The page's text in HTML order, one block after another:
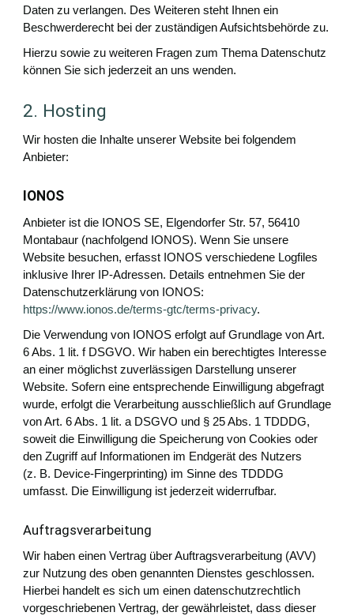
Daten zu verlangen. Des Weiteren steht Ihnen ein
Beschwerderecht bei der zuständigen Aufsichtsbehörde zu.
Hierzu sowie zu weiteren Fragen zum Thema Datenschutz
können Sie sich jederzeit an uns wenden.
2. Hosting
Wir hosten die Inhalte unserer Website bei folgendem
Anbieter:
IONOS
Anbieter ist die IONOS SE, Elgendorfer Str. 57, 56410
Montabaur (nachfolgend IONOS). Wenn Sie unsere
Website besuchen, erfasst IONOS verschiedene Logfiles
inklusive Ihrer IP-Adressen. Details entnehmen Sie der
Datenschutzerklärung von IONOS:
https://www.ionos.de/terms-gtc/terms-privacy.
Die Verwendung von IONOS erfolgt auf Grundlage von Art.
6 Abs. 1 lit. f DSGVO. Wir haben ein berechtigtes Interesse
an einer möglichst zuverlässigen Darstellung unserer
Website. Sofern eine entsprechende Einwilligung abgefragt
wurde, erfolgt die Verarbeitung ausschließlich auf Grundlage
von Art. 6 Abs. 1 lit. a DSGVO und § 25 Abs. 1 TDDDG,
soweit die Einwilligung die Speicherung von Cookies oder
den Zugriff auf Informationen im Endgerät des Nutzers
(z. B. Device-Fingerprinting) im Sinne des TDDDG
umfasst. Die Einwilligung ist jederzeit widerrufbar.
Auftragsverarbeitung
Wir haben einen Vertrag über Auftragsverarbeitung (AVV)
zur Nutzung des oben genannten Dienstes geschlossen.
Hierbei handelt es sich um einen datenschutzrechtlich
vorgeschriebenen Vertrag, der gewährleistet, dass dieser